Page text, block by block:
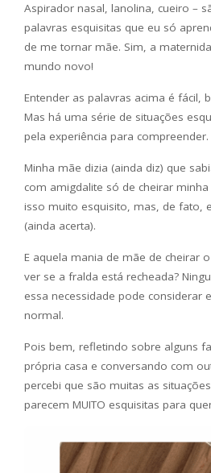
Aspirador nasal, lanolina, cueiro –
palavras esquisitas que eu só
de me tornar mãe. Sim, a
mundo novo!
Entender as palavras acima é fácil,
Mas há uma série de situações
pela experiência para compreender.
Minha mãe dizia (ainda diz) que
com amigdalite só de cheirar minha
isso muito esquisito, mas, de fato,
(ainda acerta).
E aquela mania de mãe de cheirar
ver se a fralda está recheada?
essa necessidade pode considerar
normal.
Pois bem, refletindo sobre alguns
própria casa e conversando com
percebi que são muitas as
parecem MUITO esquisitas para